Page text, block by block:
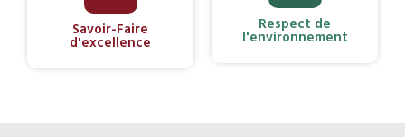
Savoir-Faire
d'excellence
Respect de
l'environnement